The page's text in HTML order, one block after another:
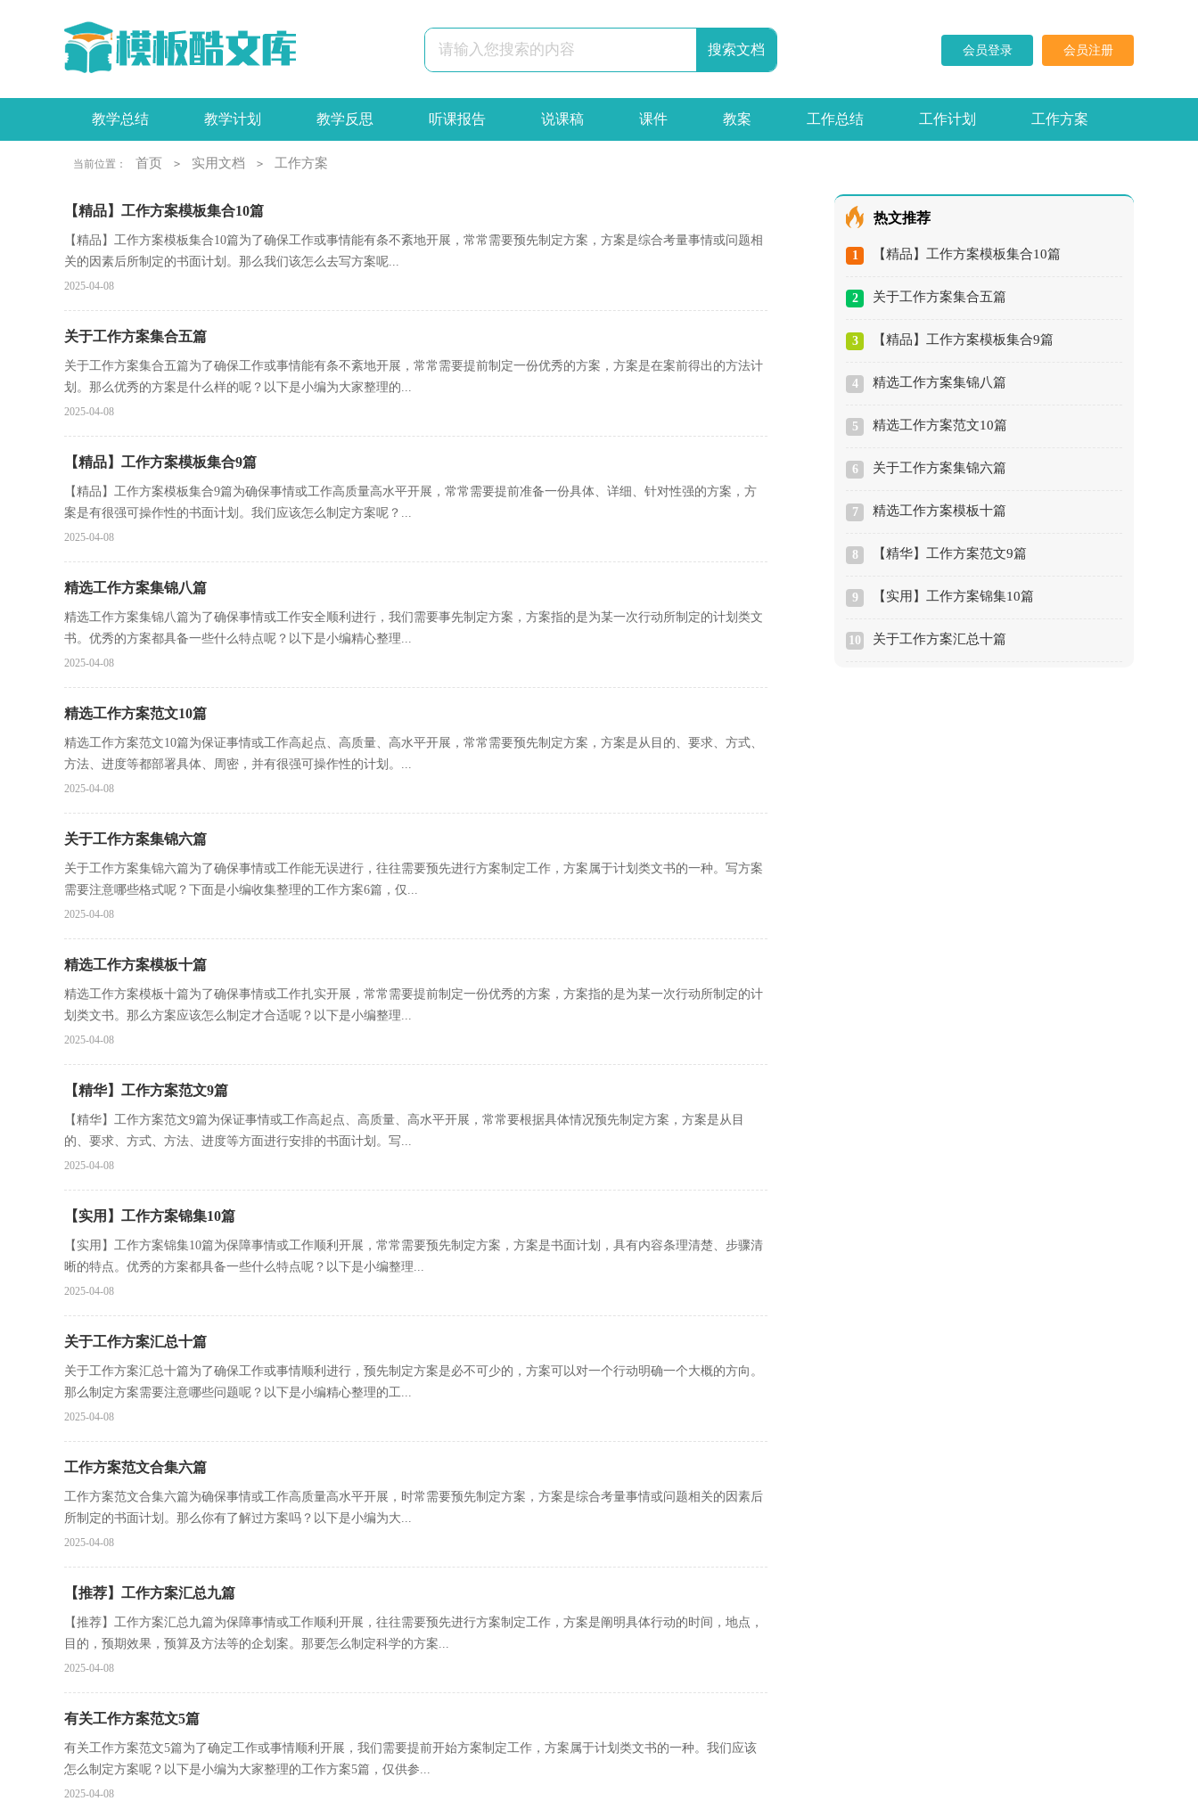
会员登录 会员注册
教学总结 教学计划 教学反思 听课报告 说课稿 课件 教案 工作总结 工作计划 工作方案
工作报告 活动总结 实习报告
当前位置： 首页 > 实用文档 > 工作方案
【精品】工作方案模板集合10篇
【精品】工作方案模板集合10篇为了确保工作或事情能有条不紊地开展，常常需要预先制定方案，方案是综合考量事情或问题相
关的因素后所制定的书面计划。那么我们该怎么去写方案呢...
2025-04-08
关于工作方案集合五篇
关于工作方案集合五篇为了确保工作或事情能有条不紊地开展，常常需要提前制定一份优秀的方案，方案是在案前得出的方法计
划。那么优秀的方案是什么样的呢？以下是小编为大家整理的...
2025-04-08
【精品】工作方案模板集合9篇
【精品】工作方案模板集合9篇为确保事情或工作高质量高水平开展，常常需要提前准备一份具体、详细、针对性强的方案，方
案是有很强可操作性的书面计划。我们应该怎么制定方案呢？...
2025-04-08
精选工作方案集锦八篇
精选工作方案集锦八篇为了确保事情或工作安全顺利进行，我们需要事先制定方案，方案指的是为某一次行动所制定的计划类文
书。优秀的方案都具备一些什么特点呢？以下是小编精心整理...
2025-04-08
精选工作方案范文10篇
精选工作方案范文10篇为保证事情或工作高起点、高质量、高水平开展，常常需要预先制定方案，方案是从目的、要求、方式、
方法、进度等都部署具体、周密，并有很强可操作性的计划。...
2025-04-08
关于工作方案集锦六篇
关于工作方案集锦六篇为了确保事情或工作能无误进行，往往需要预先进行方案制定工作，方案属于计划类文书的一种。写方案
需要注意哪些格式呢？下面是小编收集整理的工作方案6篇，仅...
2025-04-08
精选工作方案模板十篇
精选工作方案模板十篇为了确保事情或工作扎实开展，常常需要提前制定一份优秀的方案，方案指的是为某一次行动所制定的计
划类文书。那么方案应该怎么制定才合适呢？以下是小编整理...
2025-04-08
【精华】工作方案范文9篇
【精华】工作方案范文9篇为保证事情或工作高起点、高质量、高水平开展，常常要根据具体情况预先制定方案，方案是从目
的、要求、方式、方法、进度等方面进行安排的书面计划。写...
2025-04-08
【实用】工作方案锦集10篇
【实用】工作方案锦集10篇为保障事情或工作顺利开展，常常需要预先制定方案，方案是书面计划，具有内容条理清楚、步骤清
晰的特点。优秀的方案都具备一些什么特点呢？以下是小编整理...
2025-04-08
关于工作方案汇总十篇
关于工作方案汇总十篇为了确保工作或事情顺利进行，预先制定方案是必不可少的，方案可以对一个行动明确一个大概的方向。
那么制定方案需要注意哪些问题呢？以下是小编精心整理的工...
2025-04-08
工作方案范文合集六篇
工作方案范文合集六篇为确保事情或工作高质量高水平开展，时常需要预先制定方案，方案是综合考量事情或问题相关的因素后
所制定的书面计划。那么你有了解过方案吗？以下是小编为大...
2025-04-08
【推荐】工作方案汇总九篇
【推荐】工作方案汇总九篇为保障事情或工作顺利开展，往往需要预先进行方案制定工作，方案是阐明具体行动的时间，地点，
目的，预期效果，预算及方法等的企划案。那要怎么制定科学的方案...
2025-04-08
有关工作方案范文5篇
有关工作方案范文5篇为了确定工作或事情顺利开展，我们需要提前开始方案制定工作，方案属于计划类文书的一种。我们应该
怎么制定方案呢？以下是小编为大家整理的工作方案5篇，仅供参...
2025-04-08
热文推荐
1 【精品】工作方案模板集合10篇
2 关于工作方案集合五篇
3 【精品】工作方案模板集合9篇
4 精选工作方案集锦八篇
5 精选工作方案范文10篇
6 关于工作方案集锦六篇
7 精选工作方案模板十篇
8 【精华】工作方案范文9篇
9 【实用】工作方案锦集10篇
10 关于工作方案汇总十篇